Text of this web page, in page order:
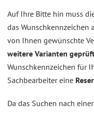
Auf Ihre Bitte hin muss
das Wunschkennzeichen
von Ihnen gewünschte
weitere Varianten
Wunschkennzeichen für
Sachbearbeiter eine
Da das Suchen nach